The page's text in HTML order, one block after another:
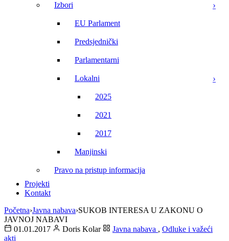
Izbori
EU Parlament
Predsjednički
Parlamentarni
Lokalni
2025
2021
2017
Manjinski
Pravo na pristup informacija
Projekti
Kontakt
Početna›Javna nabava›SUKOB INTERESA U ZAKONU O
JAVNOJ NABAVI
01.01.2017
Doris Kolar Javna nabava , Odluke i važeći
akti